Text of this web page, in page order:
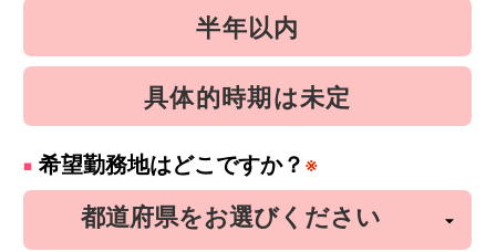
半年以内
具体的時期は未定
希望勤務地はどこですか？ ※